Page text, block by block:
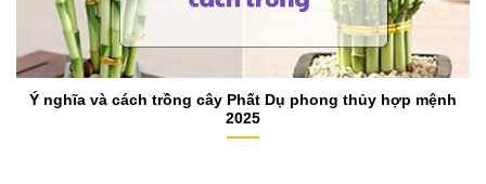
Ý nghĩa và cách trồng cây Phất Dụ phong thủy hợp mệnh
2025